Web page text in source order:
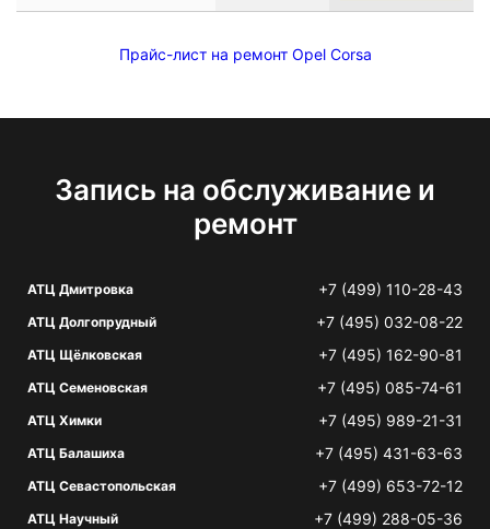
Прайс-лист на ремонт Opel Corsa
Запись на обслуживание и
ремонт
АТЦ Дмитровка +7 (499) 110-28-43
АТЦ Долгопрудный +7 (495) 032-08-22
АТЦ Щёлковская +7 (495) 162-90-81
АТЦ Семеновская +7 (495) 085-74-61
АТЦ Химки +7 (495) 989-21-31
АТЦ Балашиха +7 (495) 431-63-63
АТЦ Севастопольская +7 (499) 653-72-12
АТЦ Научный +7 (499) 288-05-36